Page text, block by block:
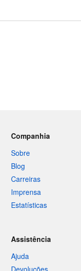
Companhia
Sobre
Blog
Carreiras
Imprensa
Estatísticas
Assistência
Ajuda
Devoluções